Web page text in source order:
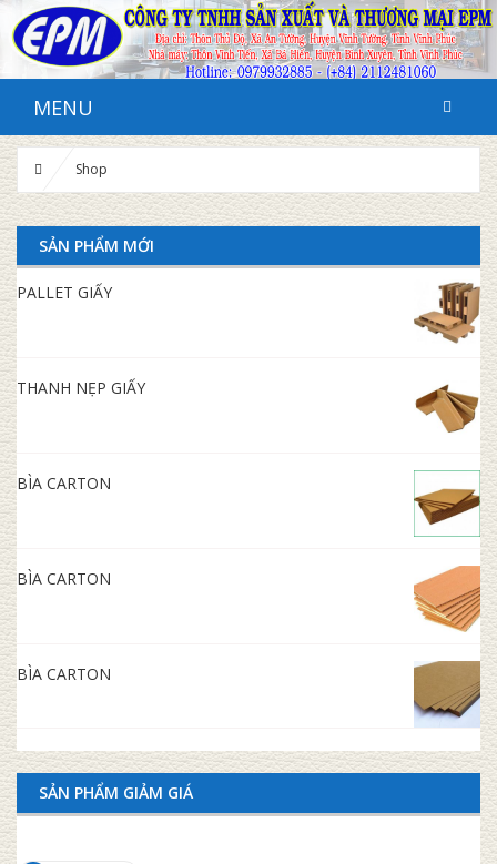
MENU
Shop
SẢN PHẨM MỚI
PALLET GIẤY
THANH NẸP GIẤY
BÌA CARTON
BÌA CARTON
BÌA CARTON
SẢN PHẨM GIẢM GIÁ